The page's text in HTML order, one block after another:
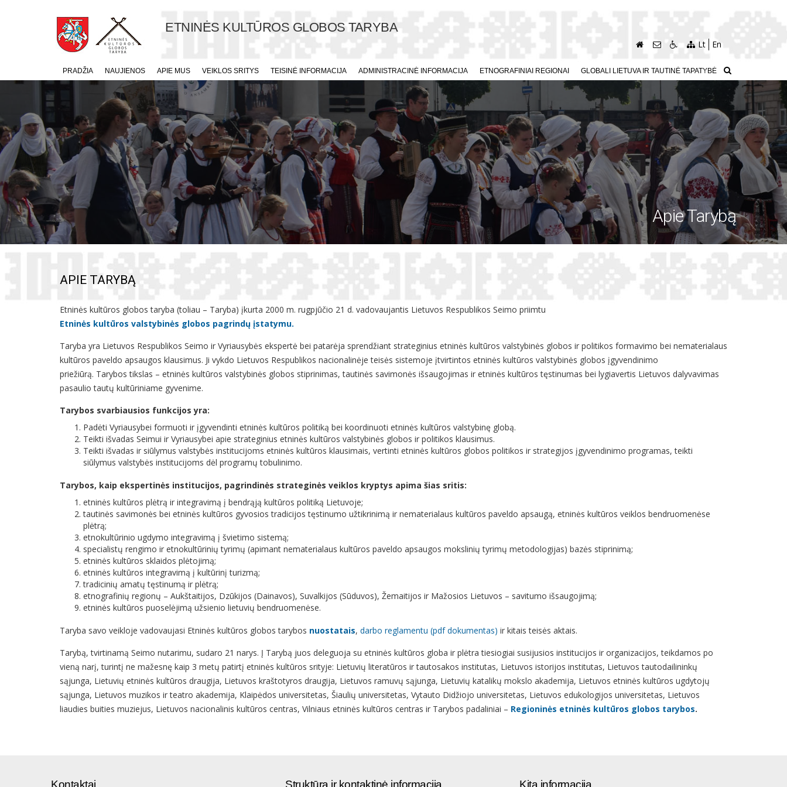
ETNINĖS KULTŪROS GLOBOS TARYBA
Lt En
PRADŽIA NAUJIENOS APIE MUS VEIKLOS SRITYS TEISINĖ INFORMACIJA ADMINISTRACINĖ INFORMACIJA ETNOGRAFINIAI REGIONAI GLOBALI LIETUVA IR TAUTINĖ TAPATYBĖ
Apie Tarybą
APIE TARYBĄ
Etninės kultūros globos taryba (toliau – Taryba) įkurta 2000 m. rugpjūčio 21 d. vadovaujantis Lietuvos Respublikos Seimo priimtu
Etninės kultūros valstybinės globos pagrindų įstatymu.
Taryba yra Lietuvos Respublikos Seimo ir Vyriausybės ekspertė bei patarėja sprendžiant strateginius etninės kultūros valstybinės globos ir politikos formavimo bei nematerialaus
kultūros paveldo apsaugos klausimus. Ji vykdo Lietuvos Respublikos nacionalinėje teisės sistemoje įtvirtintos etninės kultūros valstybinės globos įgyvendinimo
priežiūrą. Tarybos tikslas – etninės kultūros valstybinės globos stiprinimas, tautinės savimonės išsaugojimas ir etninės kultūros tęstinumas bei lygiavertis Lietuvos dalyvavimas
pasaulio tautų kultūriniame gyvenime.
Tarybos svarbiausios funkcijos yra:
Padėti Vyriausybei formuoti ir įgyvendinti etninės kultūros politiką bei koordinuoti etninės kultūros valstybinę globą.
Teikti išvadas Seimui ir Vyriausybei apie strateginius etninės kultūros valstybinės globos ir politikos klausimus.
Teikti išvadas ir siūlymus valstybės institucijoms etninės kultūros klausimais, vertinti etninės kultūros globos politikos ir strategijos įgyvendinimo programas, teikti
siūlymus valstybės institucijoms dėl programų tobulinimo.
Tarybos, kaip ekspertinės institucijos, pagrindinės strateginės veiklos kryptys apima šias sritis:
etninės kultūros plėtrą ir integravimą į bendrąją kultūros politiką Lietuvoje;
tautinės savimonės bei etninės kultūros gyvosios tradicijos tęstinumo užtikrinimą ir nematerialaus kultūros paveldo apsaugą, etninės kultūros veiklos bendruomenėse
plėtrą;
etnokultūrinio ugdymo integravimą į švietimo sistemą;
specialistų rengimo ir etnokultūrinių tyrimų (apimant nematerialaus kultūros paveldo apsaugos mokslinių tyrimų metodologijas) bazės stiprinimą;
etninės kultūros sklaidos plėtojimą;
etninės kultūros integravimą į kultūrinį turizmą;
tradicinių amatų tęstinumą ir plėtrą;
etnografinių regionų – Aukštaitijos, Dzūkijos (Dainavos), Suvalkijos (Sūduvos), Žemaitijos ir Mažosios Lietuvos – savitumo išsaugojimą;
etninės kultūros puoselėjimą užsienio lietuvių bendruomenėse.
Taryba savo veikloje vadovaujasi Etninės kultūros globos tarybos nuostatais, darbo reglamentu (pdf dokumentas) ir kitais teisės aktais.
Tarybą, tvirtinamą Seimo nutarimu, sudaro 21 narys. Į Tarybą juos deleguoja su etninės kultūros globa ir plėtra tiesiogiai susijusios institucijos ir organizacijos, teikdamos po
vieną narį, turintį ne mažesnę kaip 3 metų patirtį etninės kultūros srityje: Lietuvių literatūros ir tautosakos institutas, Lietuvos istorijos institutas, Lietuvos tautodailininkų
sąjunga, Lietuvių etninės kultūros draugija, Lietuvos kraštotyros draugija, Lietuvos ramuvų sąjunga, Lietuvių katalikų mokslo akademija, Lietuvos etninės kultūros ugdytojų
sąjunga, Lietuvos muzikos ir teatro akademija, Klaipėdos universitetas, Šiaulių universitetas, Vytauto Didžiojo universitetas, Lietuvos edukologijos universitetas, Lietuvos
liaudies buities muziejus, Lietuvos nacionalinis kultūros centras, Vilniaus etninės kultūros centras ir Tarybos padaliniai – Regioninės etninės kultūros globos tarybos.
Kontaktai Struktūra ir kontaktinė informacija Kita informacija